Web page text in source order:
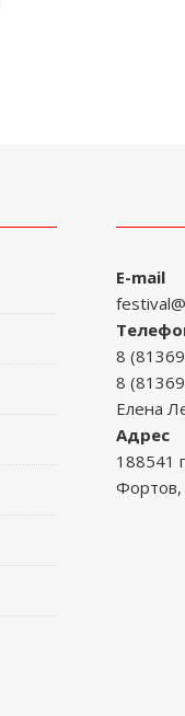
E-mail
8
8
Елена
Адрес
188541
Фортов,